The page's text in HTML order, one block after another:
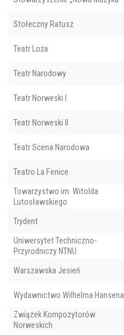
Stołeczny Ratusz
Teatr Loża
Teatr Narodowy
Teatr Norweski I
Teatr Norweski II
Teatr Scena Narodowa
Teatro La Fenice
Towarzystwo im. Witolda
Lutosławskiego
Trydent
Uniwersytet Techniczno-
Przyrodniczy NTNU
Warszawska Jesień
Wydawnictwo Wilhelma Hansena
Związek Kompozytorów
Norweskich